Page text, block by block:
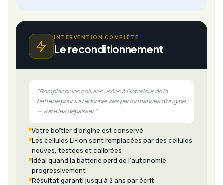
INTERVENTION COMPLÈTE
Le reconditionnement
"Remplacer les cellules usées à l'intérieur de la
batterie pour lui redonner ses performances d'origine
— voire les dépasser."
Votre boîtier d'origine est conservé
Les cellules Li-ion sont remplacées par des cellules
neuves, testées et calibrées
Idéal quand la batterie perd de l'autonomie
progressivement
Résultat garanti jusqu'à 2 ans par écrit